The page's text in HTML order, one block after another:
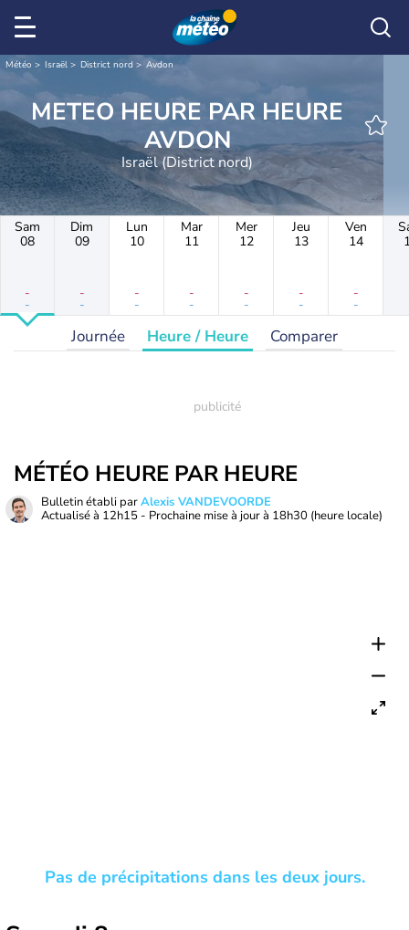
Météo Israël District nord Avdon
METEO HEURE PAR HEURE
AVDON
Israël (District nord)
Sam
08
-
-
Dim
09
-
-
Lun
10
-
-
Mar
11
-
-
Mer
12
-
-
Jeu
13
-
-
Ven
14
-
-
Journée Heure / Heure Comparer
MÉTÉO HEURE PAR HEURE
Bulletin établi parAlexis VANDEVOORDE
Actualisé à 12h15 - Prochaine mise à jour à 18h30 (heure locale)
Pas de précipitations dans les deux jours.